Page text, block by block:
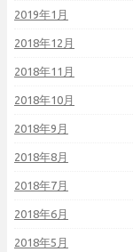
2019年1月
2018年12月
2018年11月
2018年10月
2018年9月
2018年8月
2018年7月
2018年6月
2018年5月